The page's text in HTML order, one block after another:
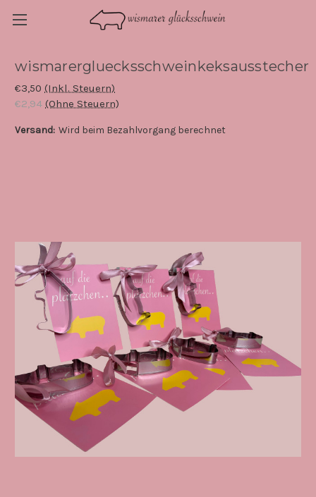
wismarergluecksschweinkeksausstecher
€3,50 (Inkl. Steuern)
€2,94 (Ohne Steuern)
Versand: Wird beim Bezahlvorgang berechnet